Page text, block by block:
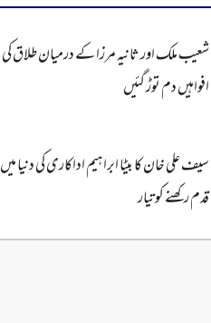
شعیب ملک اور ثانیہ مرزا کے درمیان طلاق کی
افواہیں دم توڑ گئیں
سیف علی خان کا بیٹا ابراہیم اداکاری کی دنیا میں
قدم رکھنے کو تیار